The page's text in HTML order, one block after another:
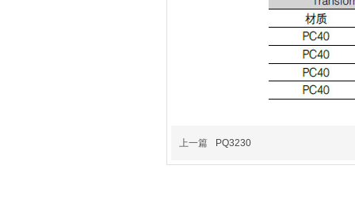
上一篇 PQ3230